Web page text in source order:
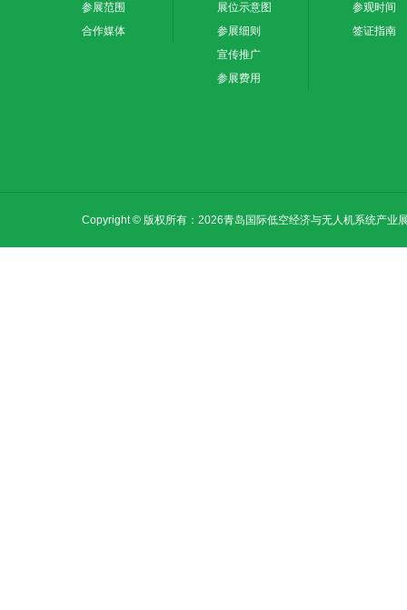
参展范围
合作媒体
展位示意图
参展细则
宣传推广
参展费用
参观时间
签证指南
Copyright © 版权所有：2026青岛国际低空经济与无人机系统产业